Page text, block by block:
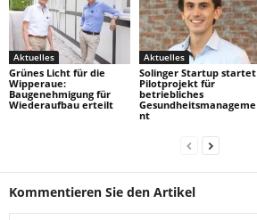
Aktuelles
Grünes Licht für die
Wipperaue:
Baugenehmigung für
Wiederaufbau erteilt
Aktuelles
Solinger Startup startet
Pilotprojekt für
betriebliches
Gesundheitsmanageme
nt
Kommentieren Sie den Artikel